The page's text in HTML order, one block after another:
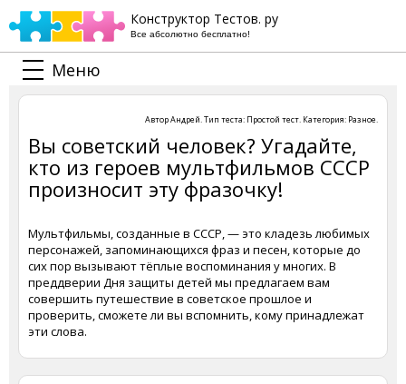
Конструктор Тестов. ру
Все абсолютно бесплатно!
Меню
АвторАндрей. Тип теста: Простой тест. Категория: Разное.
Вы советский человек? Угадайте,
кто из героев мультфильмов СССР
произносит эту фразочку!
Мультфильмы, созданные в СССР, — это кладезь любимых
персонажей, запоминающихся фраз и песен, которые до
сих пор вызывают тёплые воспоминания у многих. В
преддверии Дня защиты детей мы предлагаем вам
совершить путешествие в советское прошлое и
проверить, сможете ли вы вспомнить, кому принадлежат
эти слова.